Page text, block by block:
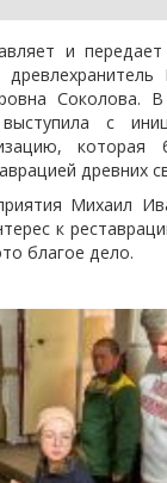
и
Соколова.
выступила с
которая
древних
Михаил
к
благое дело.